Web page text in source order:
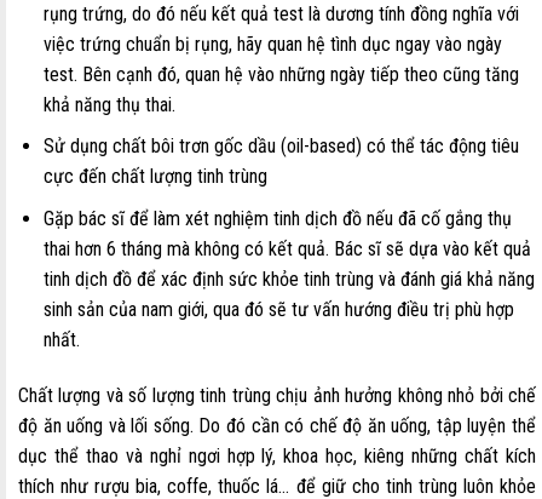
rụng trứng, do đó nếu kết quả test là dương tính đồng nghĩa với
việc trứng chuẩn bị rụng, hãy quan hệ tình dục ngay vào ngày
test. Bên cạnh đó, quan hệ vào những ngày tiếp theo cũng tăng
khả năng thụ thai.
Sử dụng chất bôi trơn gốc dầu (oil-based) có thể tác động tiêu
cực đến chất lượng tinh trùng
Gặp bác sĩ để làm xét nghiệm tinh dịch đồ nếu đã cố gắng thụ
thai hơn 6 tháng mà không có kết quả. Bác sĩ sẽ dựa vào kết quả
tinh dịch đồ để xác định sức khỏe tinh trùng và đánh giá khả năng
sinh sản của nam giới, qua đó sẽ tư vấn hướng điều trị phù hợp
nhất.
Chất lượng và số lượng tinh trùng chịu ảnh hưởng không nhỏ bởi chế
độ ăn uống và lối sống. Do đó cần có chế độ ăn uống, tập luyện thể
dục thể thao và nghỉ ngơi hợp lý, khoa học, kiêng những chất kích
thích như rượu bia, coffe, thuốc lá… để giữ cho tinh trùng luôn khỏe